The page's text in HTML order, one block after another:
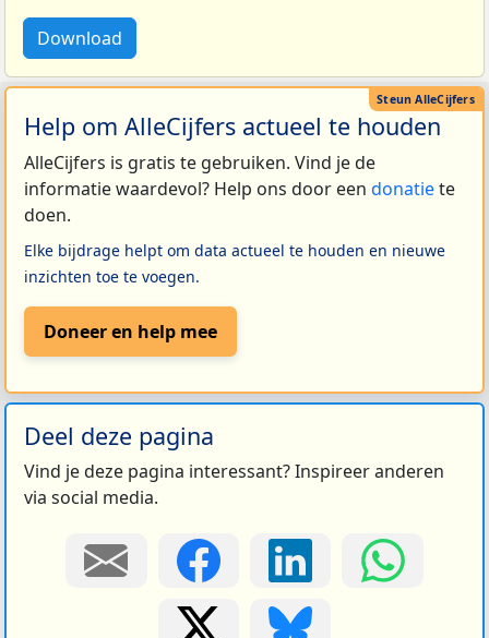
Download
Help om AlleCijfers actueel te houden
AlleCijfers is gratis te gebruiken. Vind je de
informatie waardevol? Help ons door een donatiete
doen.
Elke bijdrage helpt om data actueel te houden en nieuwe
inzichten toe te voegen.
Doneer en help mee
Deel deze pagina
Vind je deze pagina interessant? Inspireer anderen
via social media.